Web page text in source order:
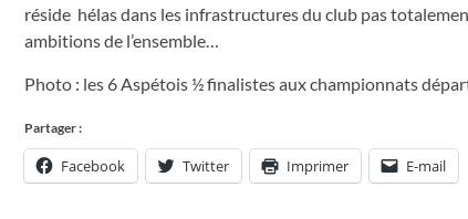
réside hélas dans les infrastructures du club pas
ambitions de l’ensemble…
Photo : les 6 Aspétois ½ finalistes aux championnats
Partager :
Facebook Twitter Imprimer E-mail